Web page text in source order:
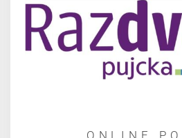
ONLINE